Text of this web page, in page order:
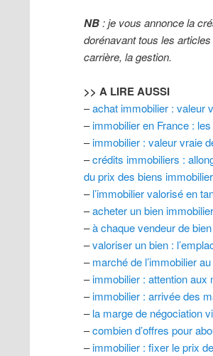
NB : je vous annonce la
dorénavant tous les
carrière, la gestion.
>> A LIRE AUSSI
–achat immobilier : valeur
–immobilier en France :
–immobilier : valeur vraie
–crédits immobiliers :
du prix des biens
–l’immobilier valorisé en
–acheter un bien
–à chaque vendeur de
–valoriser un bien :
–marché de l’immobilier
–immobilier : attention aux
–immobilier : arrivée des
–la marge de négociation
–combien d’offres pour
–immobilier : fixer le prix